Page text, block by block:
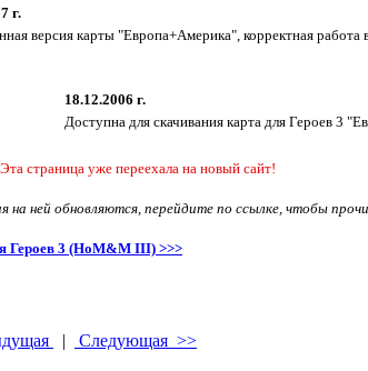
г.
версия карты "Европа+Америка", корректная
18.12.2006 г.
Доступна для скачивания карта для Героев 3
Эта страница уже переехала на новый сайт!
на ней обновляются, перейдите по ссылке, чтобы
Героев 3 (HoM&M III) >>>
| Следующая >>